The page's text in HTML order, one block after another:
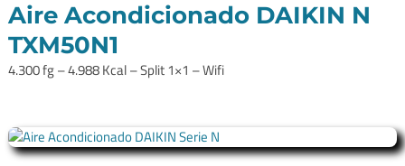
Aire Acondicionado DAIKIN N
TXM50N1
4.300 fg – 4.988 Kcal – Split 1×1 – Wifi